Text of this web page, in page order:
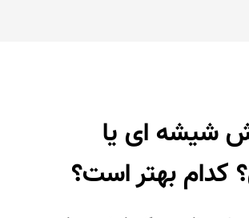
شیشه‌ ای یا
کدام بهتر است؟